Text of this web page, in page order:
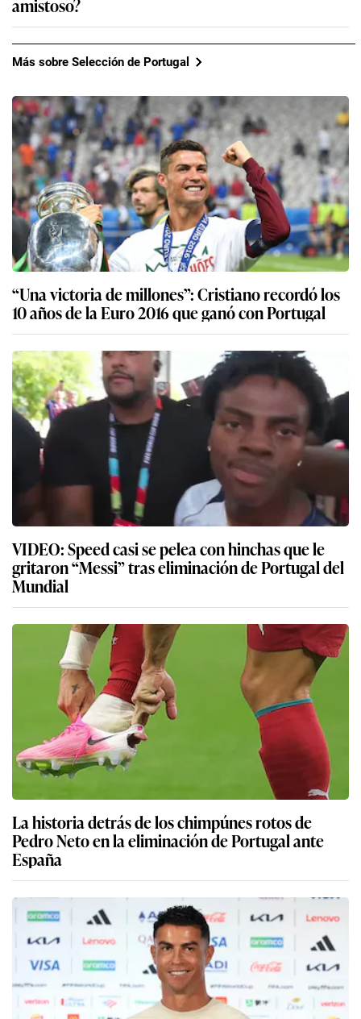
amistoso?
Más sobre Selección de Portugal
“Una victoria de millones”: Cristiano recordó los
10 años de la Euro 2016 que ganó con Portugal
VIDEO: Speed casi se pelea con hinchas que le
gritaron “Messi” tras eliminación de Portugal del
Mundial
La historia detrás de los chimpúnes rotos de
Pedro Neto en la eliminación de Portugal ante
España